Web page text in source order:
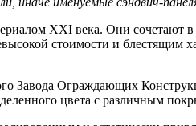
XXI века. Они сочетают в
стоимости и
Завода Ограждающих
цвета с различным